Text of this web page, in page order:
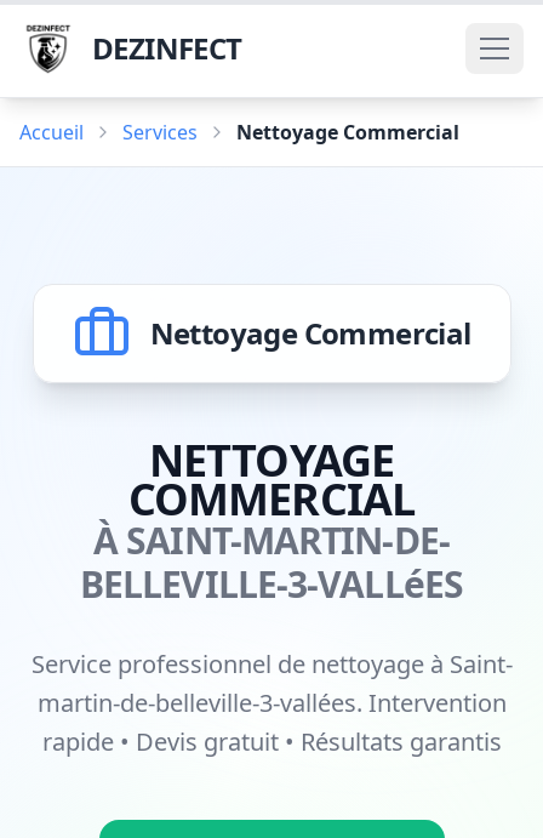
DEZINFECT
Accueil Services Nettoyage Commercial
Nettoyage Commercial
NETTOYAGE
COMMERCIAL
À SAINT-MARTIN-DE-
BELLEVILLE-3-VALLéES
Service professionnel de nettoyage à Saint-
martin-de-belleville-3-vallées. Intervention
rapide • Devis gratuit • Résultats garantis